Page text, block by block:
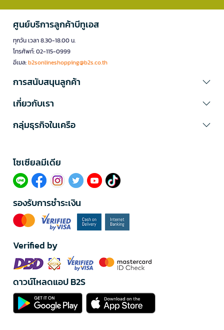
ศูนย์บริการลูกค้าบีทูเอส
ทุกวัน เวลา 8.30-18.00 น.
โทรศัพท์: 02-115-0999
อีเมล:b2sonlineshopping@b2s.co.th
การสนับสนุนลูกค้า
เกี่ยวกับเรา
กลุ่มธุรกิจในเครือ
โซเซียลมีเดีย​
รองรับการชำระเงิน
Verified by
ดาวน์โหลดแอป B2S